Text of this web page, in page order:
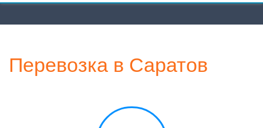
Перевозка в Саратов